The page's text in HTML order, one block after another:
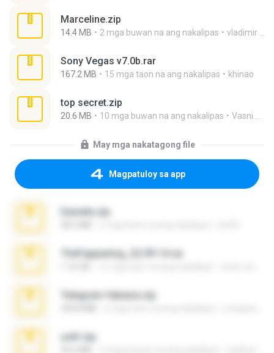
Marceline.zip
14.4 MB 2 mga buwan na ang nakalipas vladimir M.
Sony Vegas v7.0b.rar
167.2 MB 15 mga taon na ang nakalipas khinao
top secret.zip
20.6 MB 10 mga buwan na ang nakalipas Vasni Vhuo
May mga nakatagong file
Magpatuloy sa app
Daniela.zip
TheFappening_22.09.14.rar
Telegram fabiana.zip
ouh!.zip